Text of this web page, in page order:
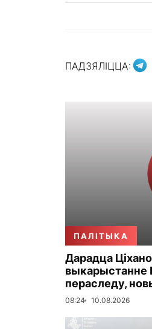
ПАДЗЯЛІЦЦА:
ПАЛІТЫКА
Дарадца
выкарыстанне
пераследу,
08:24 10.08.2026